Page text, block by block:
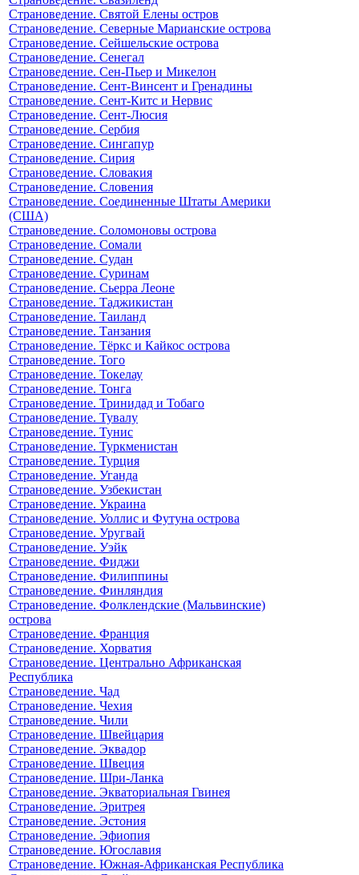
Страноведение. Святой Елены остров
Страноведение. Северные Марианские острова
Страноведение. Сейшельские острова
Страноведение. Сенегал
Страноведение. Сен-Пьер и Микелон
Страноведение. Сент-Винсент и Гренадины
Страноведение. Сент-Китс и Нервис
Страноведение. Сент-Люсия
Страноведение. Сербия
Страноведение. Сингапур
Страноведение. Сирия
Страноведение. Словакия
Страноведение. Словения
Страноведение. Соединенные Штаты Америки
(США)
Страноведение. Соломоновы острова
Страноведение. Сомали
Страноведение. Судан
Страноведение. Суринам
Страноведение. Сьерра Леоне
Страноведение. Таджикистан
Страноведение. Таиланд
Страноведение. Танзания
Страноведение. Тёркс и Кайкос острова
Страноведение. Того
Страноведение. Токелау
Страноведение. Тонга
Страноведение. Тринидад и Тобаго
Страноведение. Тувалу
Страноведение. Тунис
Страноведение. Туркменистан
Страноведение. Турция
Страноведение. Уганда
Страноведение. Узбекистан
Страноведение. Украина
Страноведение. Уоллис и Футуна острова
Страноведение. Уругвай
Страноведение. Уэйк
Страноведение. Фиджи
Страноведение. Филиппины
Страноведение. Финляндия
Страноведение. Фолклендские (Мальвинские)
острова
Страноведение. Франция
Страноведение. Хорватия
Страноведение. Центрально Африканская
Республика
Страноведение. Чад
Страноведение. Чехия
Страноведение. Чили
Страноведение. Швейцария
Страноведение. Эквадор
Страноведение. Швеция
Страноведение. Шри-Ланка
Страноведение. Экваториальная Гвинея
Страноведение. Эритрея
Страноведение. Эстония
Страноведение. Эфиопия
Страноведение. Югославия
Страноведение. Южная-Африканская Республика